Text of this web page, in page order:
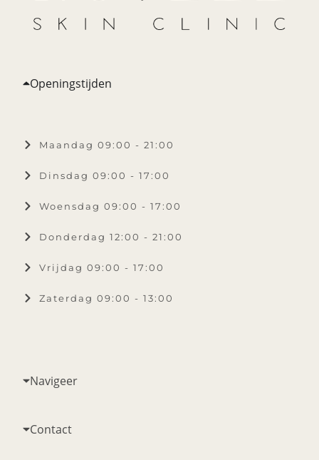
Openingstijden
Maandag 09:00 - 21:00
Dinsdag 09:00 - 17:00
Woensdag 09:00 - 17:00
Donderdag 12:00 - 21:00
Vrijdag 09:00 - 17:00
Zaterdag 09:00 - 13:00
Navigeer
Contact